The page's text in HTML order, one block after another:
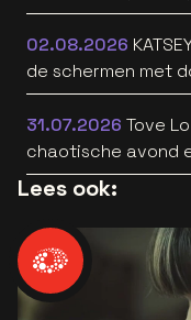
bekend
02.08.2026
de schermen met
HEARTS [trailer]
31.07.2026 Tove
chaotische avond
popsong
Lees ook: